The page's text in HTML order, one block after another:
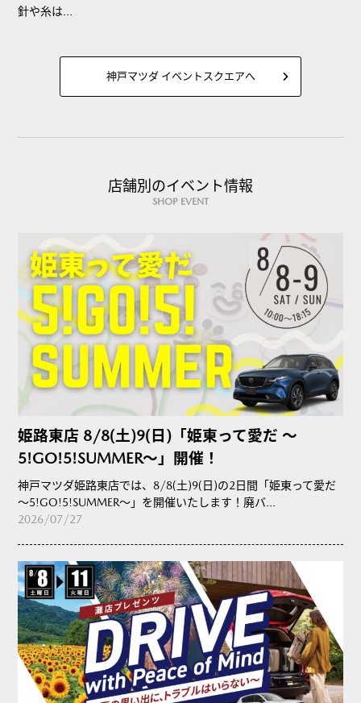
針や糸は...
神戸マツダ イベントスクエアへ
店舗別のイベント情報
SHOP EVENT
姫路東店 8/8(土)9(日)「姫東って愛だ ～
5!GO!5!SUMMER～」開催！
神戸マツダ姫路東店では、8/8(土)9(日)の2日間「姫東って愛だ
～5!GO!5!SUMMER～」を開催いたします！廃バ...
2026/07/27